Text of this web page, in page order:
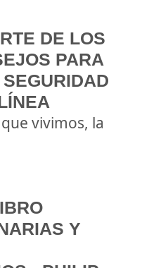
DE LOS
PARA
vivimos, la
Y